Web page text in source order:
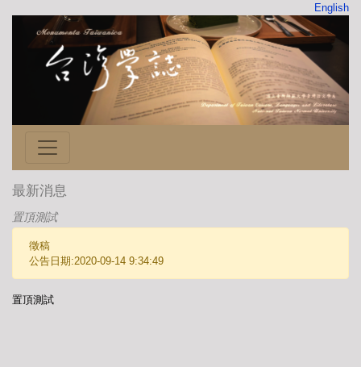
English
最新消息
置頂測試
徵稿
公告日期:2020-09-14 9:34:49
置頂測試